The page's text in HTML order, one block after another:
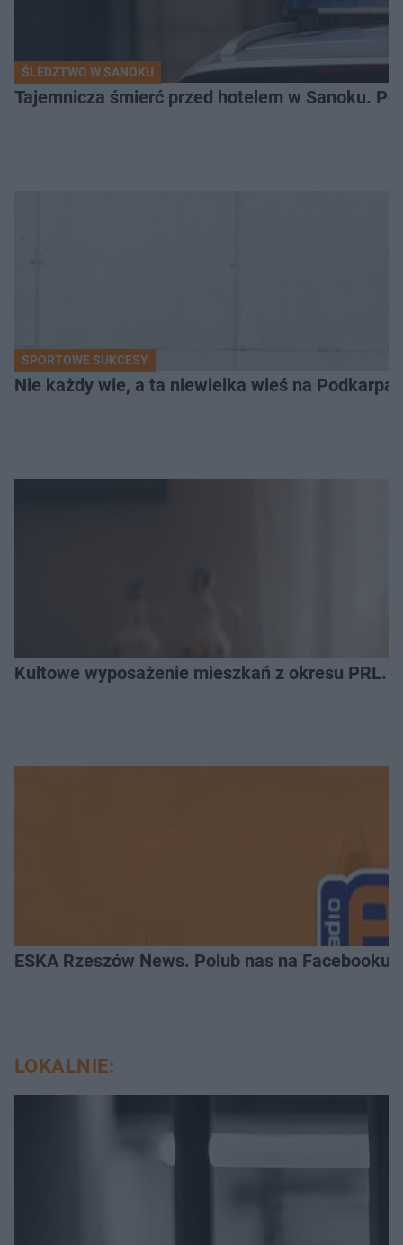
ŚLEDZTWO W SANOKU
Tajemnicza śmierć przed hotelem w Sanoku.
SPORTOWE SUKCESY
Nie każdy wie, a ta niewielka wieś na
Kultowe wyposażenie mieszkań z okresu PRL.
ESKA Rzeszów News. Polub nas na Facebooku!
LOKALNIE: